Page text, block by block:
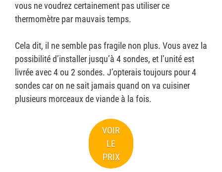
vous ne voudrez certainement pas utiliser ce
thermomètre par mauvais temps.
Cela dit, il ne semble pas fragile non plus. Vous avez la
possibilité d’installer jusqu’à 4 sondes, et l’unité est
livrée avec 4 ou 2 sondes. J’opterais toujours pour 4
sondes car on ne sait jamais quand on va cuisiner
plusieurs morceaux de viande à la fois.
VOIR
LE
PRIX